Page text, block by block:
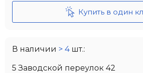
Купить в один
В наличии > 4шт.:
5 Заводской переулок 42